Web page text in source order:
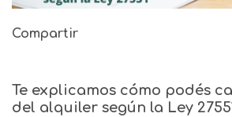
Compartir
Te explicamos cómo podés
del alquiler según la Ley